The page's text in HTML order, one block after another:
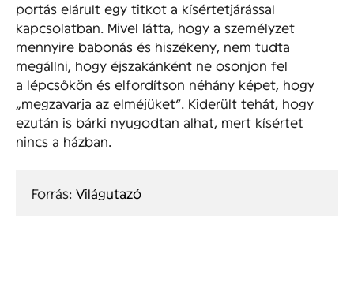
portás elárult egy titkot a kísértetjárással
kapcsolatban. Mivel látta, hogy a személyzet
mennyire babonás és hiszékeny, nem tudta
megállni, hogy éjszakánként ne osonjon fel
a lépcsőkön és elfordítson néhány képet, hogy
„megzavarja az elméjüket”. Kiderült tehát, hogy
ezután is bárki nyugodtan alhat, mert kísértet
nincs a házban.
Forrás: Világutazó